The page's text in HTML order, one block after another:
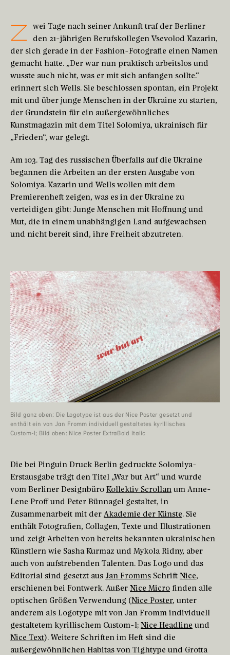
Z wei Tage nach seiner Ankunft traf der Berliner
den 21-jährigen Berufskollegen Vsevolod Kazarin,
der sich gerade in der Fashion-Fotografie einen Namen
gemacht hatte. „Der war nun praktisch arbeitslos und
wusste auch nicht, was er mit sich anfangen sollte.“
erinnert sich Wells. Sie beschlossen spontan, ein Projekt
mit und über junge Menschen in der Ukraine zu starten,
der Grundstein für ein außergewöhnliches
Kunstmagazin mit dem Titel Solomiya, ukrainisch für
„Frieden“, war gelegt.
Am 103. Tag des russischen Überfalls auf die Ukraine
begannen die Arbeiten an der ersten Ausgabe von
Solomiya. Kazarin und Wells wollen mit dem
Premierenheft zeigen, was es in der Ukraine zu
verteidigen gibt: Junge Menschen mit Hoffnung und
Mut, die in einem unabhängigen Land aufgewachsen
und nicht bereit sind, ihre Freiheit abzutreten.
Bild ganz oben: Die Logotype ist aus der Nice Poster gesetzt und
enthält ein von Jan Fromm individuell gestaltetes kyrillisches
Custom-l; Bild oben: Nice Poster ExtraBold Italic
Die bei Pinguin Druck Berlin gedruckte Solomiya-
Erstausgabe trägt den Titel „War but Art“ und wurde
vom Berliner Designbüro Kollektiv Scrollan um Anne-
Lene Proff und Peter Bünnagel gestaltet, in
Zusammenarbeit mit der Akademie der Künste. Sie
enthält Fotografien, Collagen, Texte und Illustrationen
und zeigt Arbeiten von bereits bekannten ukrainischen
Künstlern wie Sasha Kurmaz und Mykola Ridny, aber
auch von aufstrebenden Talenten. Das Logo und das
Editorial sind gesetzt aus Jan Fromms Schrift Nice,
erschienen bei Fontwerk. Außer Nice Micro finden alle
optischen Größen Verwendung (Nice Poster, unter
anderem als Logotype mit von Jan Fromm individuell
gestaltetem kyrillischem Custom-l; Nice Headline und
Nice Text). Weitere Schriften im Heft sind die
außergewöhnlichen Habitas von Tightype und Grotta